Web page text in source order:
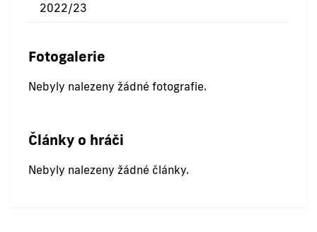
2022/23
Fotogalerie
Nebyly nalezeny žádné fotografie.
Články o hráči
Nebyly nalezeny žádné články.